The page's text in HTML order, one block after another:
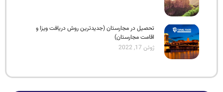
تحصیل در مجارستان (جدیدترین روش دریافت ویزا و
اقامت مجارستان)
ژوئن 17, 2022